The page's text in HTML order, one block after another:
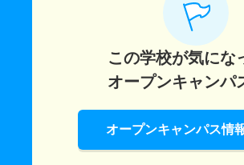
この学校が気にな
オープンキャンパ
オープンキャンパス情